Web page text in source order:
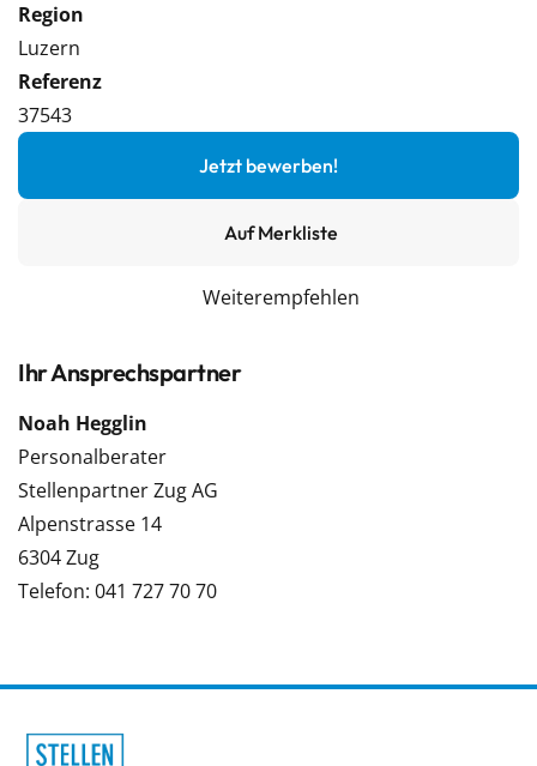
Region
Luzern
Referenz
37543
Jetzt bewerben!
Auf Merkliste
Weiterempfehlen
Ihr Ansprechspartner
Noah Hegglin
Personalberater
Stellenpartner Zug AG
Alpenstrasse 14
6304 Zug
Telefon: 041 727 70 70